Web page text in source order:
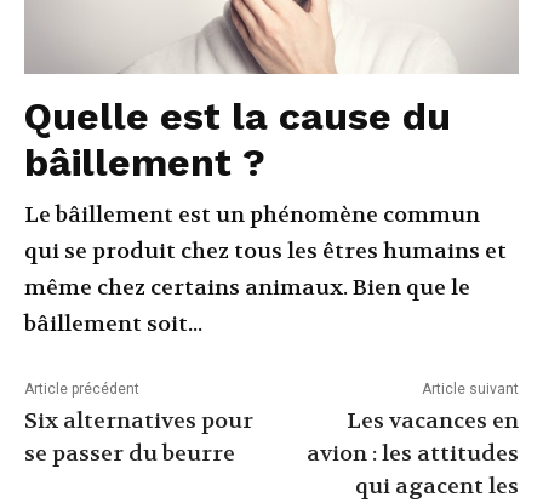
Quelle est la cause du
bâillement ?
Le bâillement est un phénomène commun
qui se produit chez tous les êtres humains et
même chez certains animaux. Bien que le
bâillement soit...
Article précédent
Six alternatives pour
se passer du beurre
Article suivant
Les vacances en
avion : les attitudes
qui agacent les